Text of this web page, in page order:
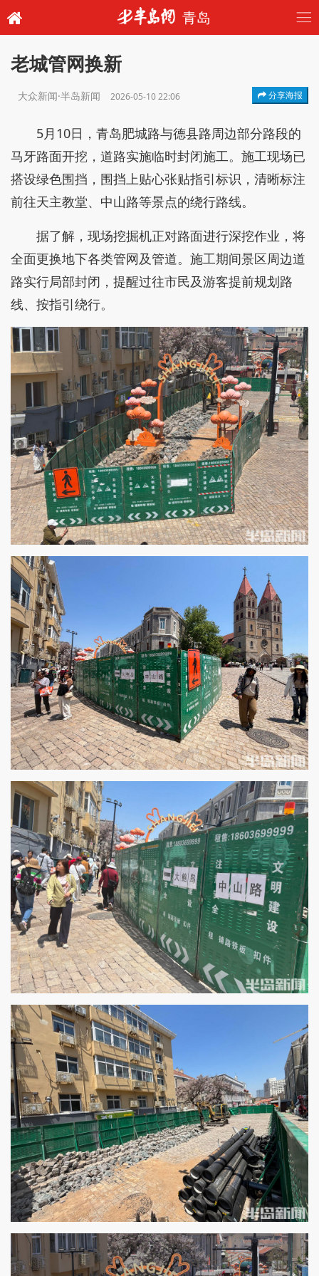
青岛
老城管网换新
大众新闻·半岛新闻 2026-05-10 22:06 分享海报
5月10日，青岛肥城路与德县路周边部分路段的
马牙路面开挖，道路实施临时封闭施工。施工现场已
搭设绿色围挡，围挡上贴心张贴指引标识，清晰标注
前往天主教堂、中山路等景点的绕行路线。
据了解，现场挖掘机正对路面进行深挖作业，将
全面更换地下各类管网及管道。施工期间景区周边道
路实行局部封闭，提醒过往市民及游客提前规划路
线、按指引绕行。